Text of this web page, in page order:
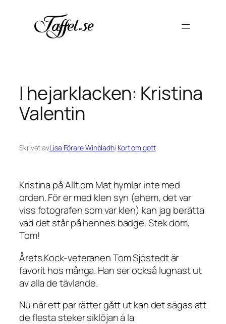
innehåll
I hejarklacken: Kristina
Valentin
Skrivet avLisa Förare Winbladhi Kort om gott
Kristina på Allt om Mat hymlar inte med
orden. För er med klen syn (ehem, det var
viss fotografen som var klen) kan jag berätta
vad det står på hennes badge. Stek dom,
Tom!
Årets Kock-veteranen Tom Sjöstedt är
favorit hos många. Han ser också lugnast ut
av alla de tävlande.
Nu när ett par rätter gått ut kan det sägas att
de flesta steker siklöjan á la